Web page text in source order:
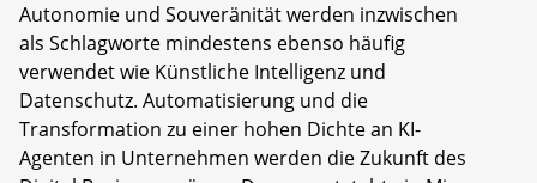
Autonomie und Souveränität werden inzwischen
als Schlagworte mindestens ebenso häufig
verwendet wie Künstliche Intelligenz und
Datenschutz. Automatisierung und die
Transformation zu einer hohen Dichte an KI-
Agenten in Unternehmen werden die Zukunft des